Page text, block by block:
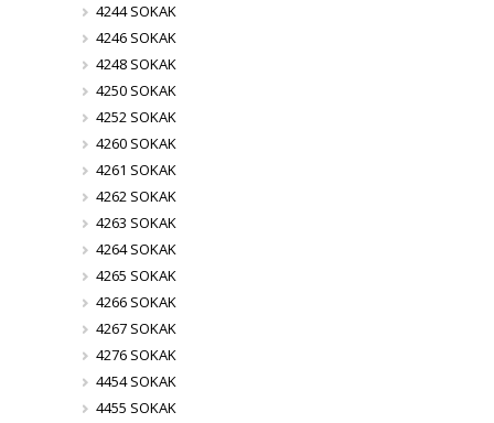
4244 SOKAK
4246 SOKAK
4248 SOKAK
4250 SOKAK
4252 SOKAK
4260 SOKAK
4261 SOKAK
4262 SOKAK
4263 SOKAK
4264 SOKAK
4265 SOKAK
4266 SOKAK
4267 SOKAK
4276 SOKAK
4454 SOKAK
4455 SOKAK